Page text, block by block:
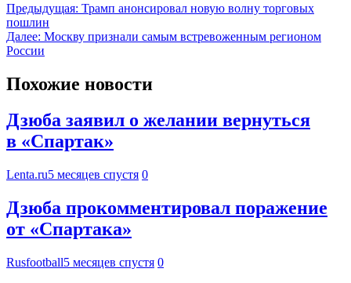
Предыдущая: Трамп анонсировал новую волну торговых
пошлин
Далее: Москву признали самым встревоженным регионом
России
Похожие новости
Дзюба заявил о желании вернуться
в «Спартак»
Lenta.ru5 месяцев спустя 0
Дзюба прокомментировал поражение
от «Спартака»
Rusfootball5 месяцев спустя 0